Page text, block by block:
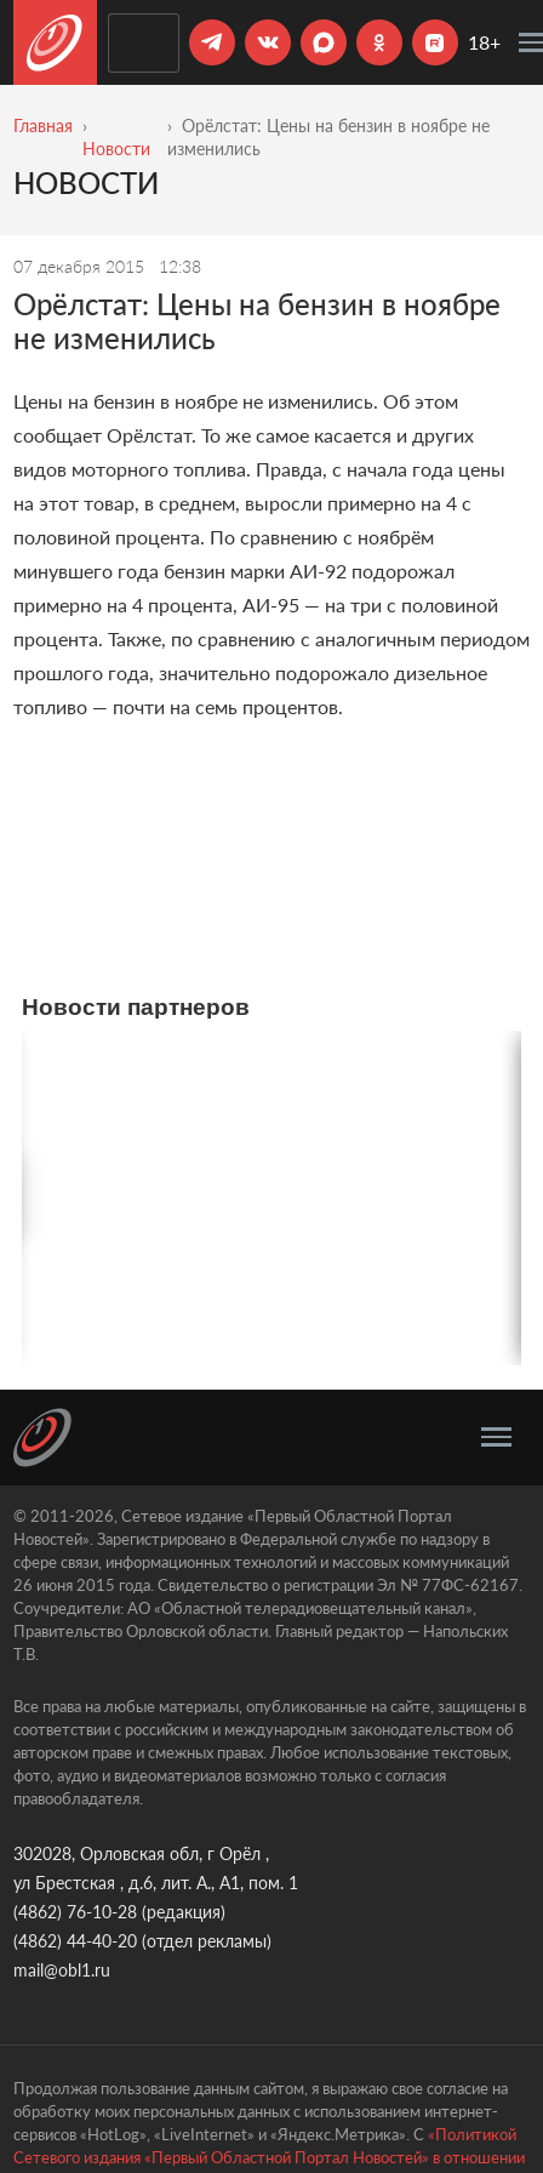
18+
Главная
Новости
Орёлстат: Цены на бензин в ноябре не
изменились
НОВОСТИ
07 декабря 2015 12:38
Орёлстат: Цены на бензин в ноябре
не изменились
Цены на бензин в ноябре не изменились. Об этом
сообщает Орёлстат. То же самое касается и других
видов моторного топлива. Правда, с начала года цены
на этот товар, в среднем, выросли примерно на 4 с
половиной процента. По сравнению с ноябрём
минувшего года бензин марки АИ-92 подорожал
примерно на 4 процента, АИ-95 — на три с половиной
процента. Также, по сравнению с аналогичным периодом
прошлого года, значительно подорожало дизельное
топливо — почти на семь процентов.
Новости партнеров
© 2011-2026, Сетевое издание «Первый Областной Портал
Новостей». Зарегистрировано в Федеральной службе по надзору в
сфере связи, информационных технологий и массовых коммуникаций
26 июня 2015 года. Свидетельство о регистрации Эл № 77ФС-62167.
Соучредители: АО «Областной телерадиовещательный канал»,
Правительство Орловской области. Главный редактор — Напольских
Т.В.
Все права на любые материалы, опубликованные на сайте, защищены в
соответствии с российским и международным законодательством об
авторском праве и смежных правах. Любое использование текстовых,
фото, аудио и видеоматериалов возможно только с согласия
правообладателя.
302028, Орловская обл, г Орёл ,
ул Брестская , д.6, лит. А., А1, пом. 1
(4862) 76-10-28(редакция)
(4862) 44-40-20(отдел рекламы)
mail@obl1.ru
Продолжая пользование данным сайтом, я выражаю свое согласие на
обработку моих персональных данных с использованием интернет-
сервисов «HotLog», «LiveInternet» и «Яндекс.Метрика». С «Политикой
Сетевого издания «Первый Областной Портал Новостей» в отношении